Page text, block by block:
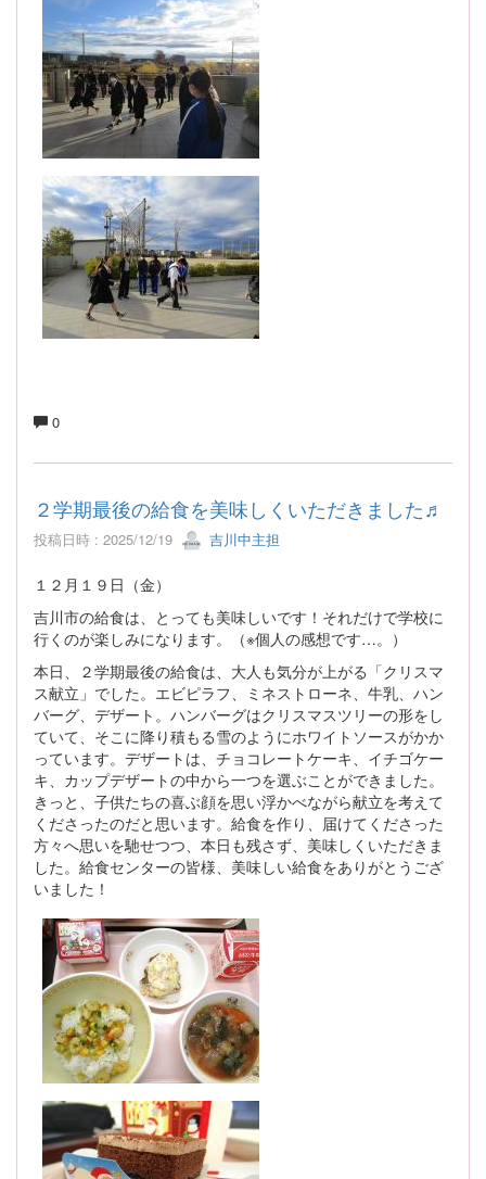
0
２学期最後の給食を美味しくいただきました♬
投稿日時 : 2025/12/19 吉川中主担
１２月１９日（金）
吉川市の給食は、とっても美味しいです！それだけで学校に
行くのが楽しみになります。（※個人の感想です…。）
本日、２学期最後の給食は、大人も気分が上がる「クリスマ
ス献立」でした。エビピラフ、ミネストローネ、牛乳、ハン
バーグ、デザート。ハンバーグはクリスマスツリーの形をし
ていて、そこに降り積もる雪のようにホワイトソースがかか
っています。デザートは、チョコレートケーキ、イチゴケー
キ、カップデザートの中から一つを選ぶことができました。
きっと、子供たちの喜ぶ顔を思い浮かべながら献立を考えて
くださったのだと思います。給食を作り、届けてくださった
方々へ思いを馳せつつ、本日も残さず、美味しくいただきま
した。給食センターの皆様、美味しい給食をありがとうござ
いました！